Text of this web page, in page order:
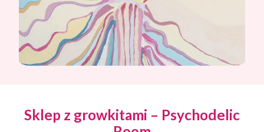
Sklep z growkitami – Psychodelic